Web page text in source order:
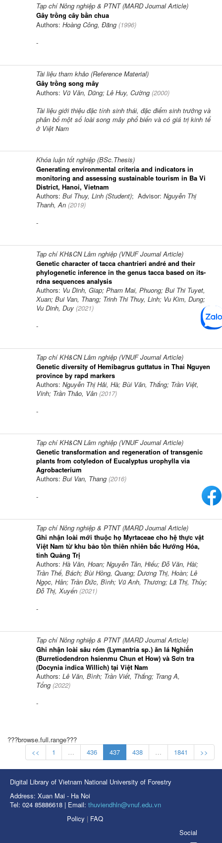
Tạp chí Nông nghiệp & PTNT (MARD Journal Article)
Gây trồng cây bần chua
Authors: Hoàng Công, Đãng (1996)
-
Tài liệu tham khảo (Reference Material)
Gây trồng song mây
Authors: Vũ Văn, Dũng; Lê Huy, Cường (2000)
Tài liệu giới thiệu đặc tính sinh thái, đặc điểm sinh trưởng và
phân bố một số loài song mây phổ biến và có giá trị kinh tế
ở Việt Nam
Khóa luận tốt nghiệp (BSc.Thesis)
Generating environmental criteria and indicators in
monitoring and assessing sustainable tourism in Ba Vi
District, Hanoi, Vietnam
Authors: Bui Thuy, Linh (Student); Advisor: Nguyễn Thị
Thanh, An (2019)
-
Tạp chí KH&CN Lâm nghiệp (VNUF Journal Article)
Genetic character of tacca chantrieri andré and their
phylogenetic inference in the genus tacca based on its-
rdna sequences analysis
Authors: Vu Dinh, Giap; Pham Mai, Phuong; Bui Thi Tuyet,
Xuan; Bui Van, Thang; Trinh Thi Thuy, Linh; Vu Kim, Dung;
Vu Dinh, Duy (2021)
-
Tạp chí KH&CN Lâm nghiệp (VNUF Journal Article)
Genetic diversity of Hemibagrus guttatus in Thai Nguyen
province by rapd markers
Authors: Nguyễn Thị Hải, Hà; Bùi Văn, Thắng; Trần Việt,
Vinh; Trần Thảo, Vân (2017)
-
Tạp chí KH&CN Lâm nghiệp (VNUF Journal Article)
Genetic transformation and regeneration of transgenic
plants from cotyledon of Eucalyptus urophylla via
Agrobacterium
Authors: Bui Van, Thang (2016)
-
Tạp chí Nông nghiệp & PTNT (MARD Journal Article)
Ghi nhận loài mới thuộc họ Myrtaceae cho hệ thực vật
Việt Nam từ khu bảo tồn thiên nhiên bắc Hướng Hóa,
tỉnh Quảng Trị
Authors: Hà Văn, Hoan; Nguyễn Tân, Hiếu; Đỗ Văn, Hài;
Trần Thế, Bách; Bùi Hồng, Quang; Dương Thị, Hoàn; Lê
Ngọc, Hân; Trần Đức, Bình; Vũ Anh, Thương; Lã Thị, Thùy;
Đỗ Thị, Xuyến (2021)
-
Tạp chí Nông nghiệp & PTNT (MARD Journal Article)
Ghi nhận loài sâu róm (Lymantria sp.) ăn lá Nghiến
(Burretiodendron hsienmu Chun et How) và Sơn tra
(Docynia indica Willich) tại Việt Nam
Authors: Lê Văn, Bình; Trần Viết, Thắng; Trang A,
Tổng (2022)
-
???browse.full.range???
<<
1 … 436 437 438 … 1841 >>
Digital Library of Vietnam National University of Forestry
Address: Xuan Mai - Ha Noi
Tel: 024 85886618 | Email: thuviendhln@vnuf.edu.vn
Policy | FAQ
Social